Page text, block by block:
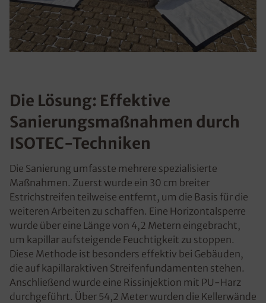
Die Lösung: Effektive
Sanierungsmaßnahmen durch
ISOTEC-Techniken
Die Sanierung umfasste mehrere spezialisierte
Maßnahmen. Zuerst wurde ein 30 cm breiter
Estrichstreifen teilweise entfernt, um die Basis für die
weiteren Arbeiten zu schaffen. Eine Horizontalsperre
wurde über eine Länge von 4,2 Metern eingebracht,
um kapillar aufsteigende Feuchtigkeit zu stoppen.
Diese Methode ist besonders effektiv bei Gebäuden,
die auf kapillaraktiven Streifenfundamenten stehen.
Anschließend wurde eine Rissinjektion mit PU-Harz
durchgeführt. Über 54,2 Meter wurden die Kellerwände